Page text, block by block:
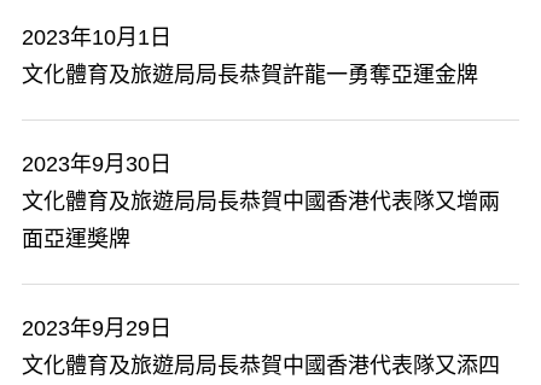
2023年10月1日
文化體育及旅遊局局長恭賀許龍一勇奪亞運金牌
2023年9月30日
文化體育及旅遊局局長恭賀中國香港代表隊又增兩
面亞運奬牌
2023年9月29日
文化體育及旅遊局局長恭賀中國香港代表隊又添四